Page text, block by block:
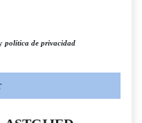
política de privacidad